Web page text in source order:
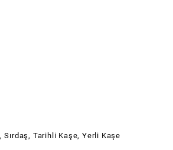
,Sırdaş , Tarihli Kaşe, Yerli Kaşe